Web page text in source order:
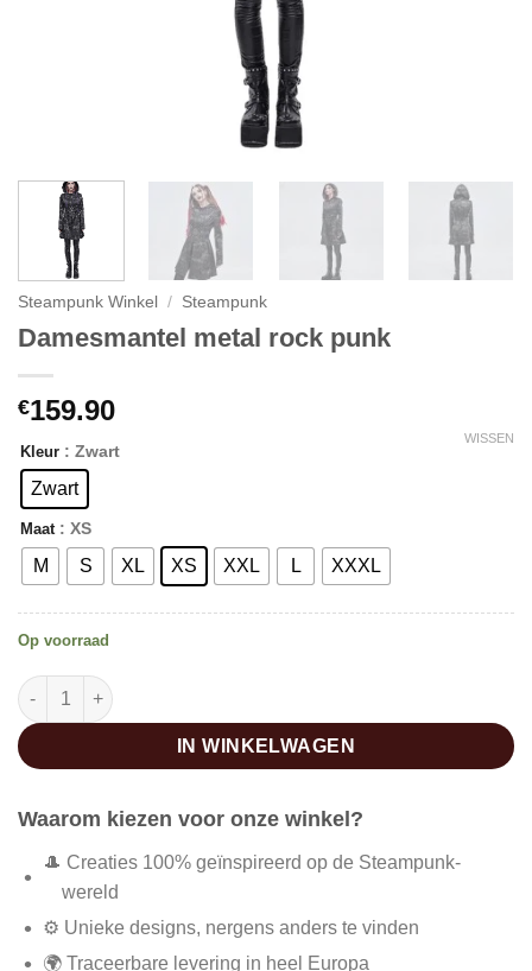
Steampunk Winkel / Steampunk
Damesmantel metal rock punk
€159.90
Kleur : Zwart
Zwart
Maat : XS
M S XL XS XXL L XXXL
WISSEN
Op voorraad
Damesmantel metal rock punk aantal
IN WINKELWAGEN
Waarom kiezen voor onze winkel?
🎩 Creaties 100% geïnspireerd op de Steampunk-
wereld
⚙️ Unieke designs, nergens anders te vinden
🌍 Traceerbare levering in heel Europa